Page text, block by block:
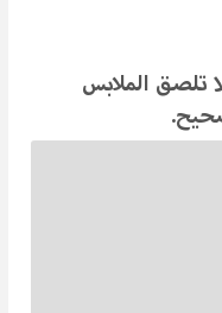
تلصق الملابس